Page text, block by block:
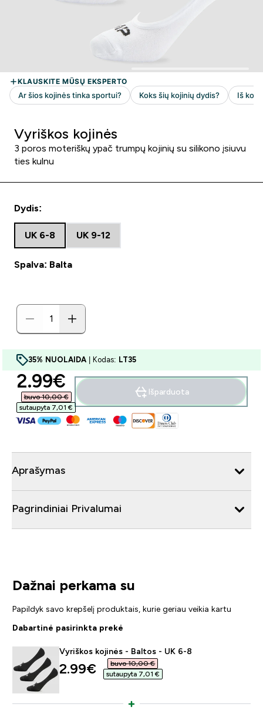
Vyriškos kojinės
3 poros moteriškų ypač trumpų kojinių su silikono įsiuvu
ties kulnu
Dydis:
UK 6-8 UK 9-12
Spalva: Balta
35% NUOLAIDA | Kodas: LT35
discounted price
2.99€‎
buvo 10,00 €‎
sutaupyta 7,01 €‎
Išparduota
Aprašymas
Pagrindiniai Privalumai
Dažnai perkama su
Papildyk savo krepšelį produktais, kurie geriau veikia kartu
Dabartinė pasirinkta prekė
Vyriškos kojinės - Baltos - UK 6-8
discounted price
2.99€‎
buvo 10,00 €‎
sutaupyta 7,01 €‎